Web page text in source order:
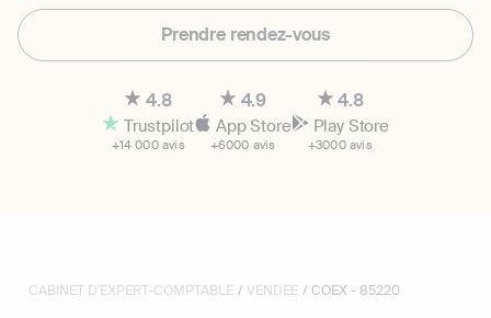
Prendre rendez-vous
4.8
Trustpilot
+14 000 avis
4.9
App Store
+6000 avis
4.8
Play Store
+3000 avis
CABINET D'EXPERT-COMPTABLE / VENDEE / COEX - 85220